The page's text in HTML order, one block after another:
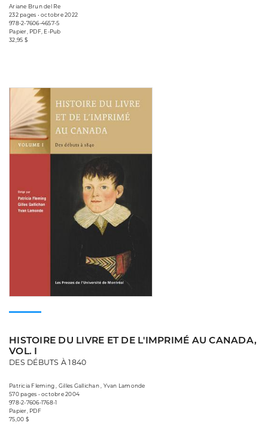
Ariane Brun del Re
232 pages • octobre 2022
978-2-7606-4657-5
Papier, PDF, E-Pub
32,95 $
HISTOIRE DU LIVRE ET DE L'IMPRIMÉ AU CANADA,
VOL. I
DES DÉBUTS À 1840
Patricia Fleming , Gilles Gallichan , Yvan Lamonde
570 pages • octobre 2004
978-2-7606-1768-1
Papier, PDF
75,00 $